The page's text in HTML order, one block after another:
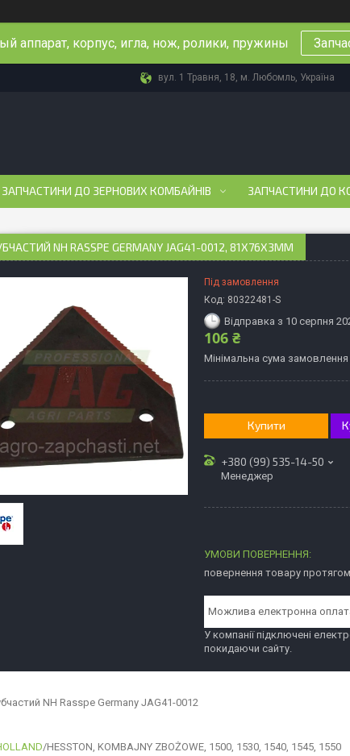
аппарат, корпус, игла, нож, ролики, пружины
вул. 1 Травня, 18, м. Любомль, Україна
ЗАПЧАСТИНИ ДО ЗЕРНОВИХ КОМБАЙНІВ ЗАПЧАСТИНИ ДО
NH RASSPE GERMANY JAG41-0012, 81Х76Х3ММ
Під замовлення
Код: 80322481-S
Відправка з 10 серпня
106 ₴
Мінімальна сума замовлення
Купити
+380 (99) 535-14-50
Менеджер
повернення товару протягом
У компанії підключені
покидаючи сайту.
NH Rasspe Germany JAG41-0012
/HESSTON, KOMBAJNY ZBOŻOWE, 1500, 1530, 1540, 1545, 1550